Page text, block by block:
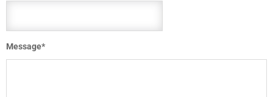
Message*